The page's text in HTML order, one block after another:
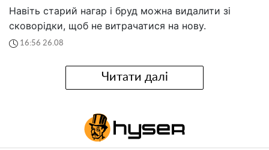
Навіть старий нагар і бруд можна видалити зі
сковорідки, щоб не витрачатися на нову.
16:56 26.08
Читати далі